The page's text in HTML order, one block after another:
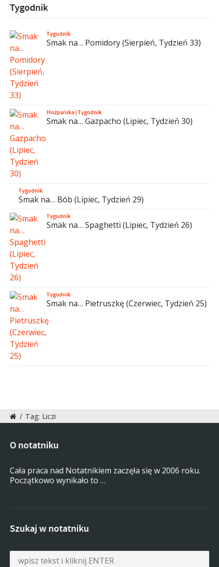
Tygodnik
Tygodnik
Smak na… Pomidory (Sierpień, Tydzień 33)
Hiszpańska|Tygodnik
Smak na… Gazpacho (Lipiec, Tydzień 30)
Tygodnik
Smak na… Bób (Lipiec, Tydzień 29)
Tygodnik
Smak na… Spaghetti (Lipiec, Tydzień 26)
Tygodnik
Smak na… Pietruszkę (Czerwiec, Tydzień 25)
/ Tag: Liczi
O notatniku
Cała praca nad Notatnikiem zaczęła się w 2006 roku.
Początkowo wynikało to …
Szukaj w notatniku